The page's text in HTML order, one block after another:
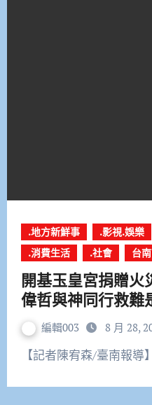
.地方新鮮事 .影視.娛樂
.消費生活
.社會 台
開基玉皇宮捐贈火
偉哲與神同行救難
編輯003 8 月 28,
【記者陳宥森/臺南報